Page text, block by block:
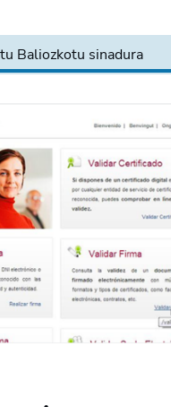
Baliozkotu sinadura